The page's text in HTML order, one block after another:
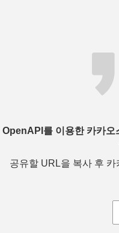
OpenAPI를 이용한 카카오
공유할 URL을 복사 후